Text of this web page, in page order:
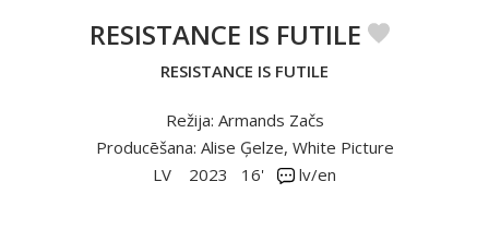
RESISTANCE IS FUTILE
RESISTANCE IS FUTILE
Režija: Armands Začs
Producēšana: Alise Ģelze, White Picture
LV
2023 16' lv/en